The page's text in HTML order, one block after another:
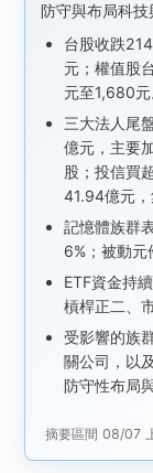
防守與布局科技
台股收跌
元；權值股
元至1,680元
三大法人尾
億元，主要
股；投信買
41.94億元，
記憶體族群
6%；被動元
ETF資金持
槓桿正二、
受影響的族
關公司，以
防守性布局
摘要區間 08/07